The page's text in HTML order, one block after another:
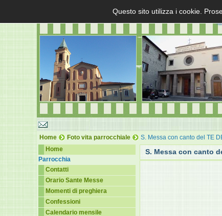
Home Foto vita parrocchiale
S. Messa con canto del TE
Home
Parrocchia
Contatti
Orario Sante Messe
Momenti di preghiera
Confessioni
Calendario mensile
S. Messa con canto
Questo sito utilizza i cookie.